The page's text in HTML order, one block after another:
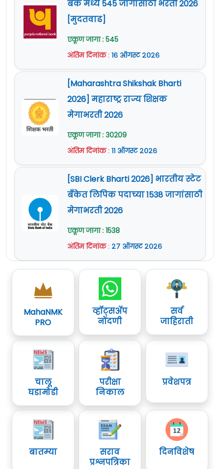
बँक मध्ये 545 जागांसाठी भरती 2026
[मुदतवाढ]
एकूण जागा : 545
अंतिम दिनांक: १६ ऑगस्ट २०२६
[Maharashtra Shikshak Bharti
2026] महाराष्ट्र राज्य शिक्षक
मेगाभरती 2026
एकूण जागा : 30209
अंतिम दिनांक: ११ ऑगस्ट २०२६
[SBI Clerk Bharti 2026] भारतीय स्टेट
बँकेत लिपिक पदाच्या 1538 जागांसाठी
मेगाभरती 2026
एकूण जागा : 1538
अंतिम दिनांक: २७ ऑगस्ट २०२६
MahaNMK
PRO
व्हॉट्सॲप
नोंदणी
सर्व
जाहिराती
चालू
घडामोडी
परीक्षा
निकाल
प्रवेशपत्र
बातम्या
सराव
प्रश्नपत्रिका
दिनविशेष